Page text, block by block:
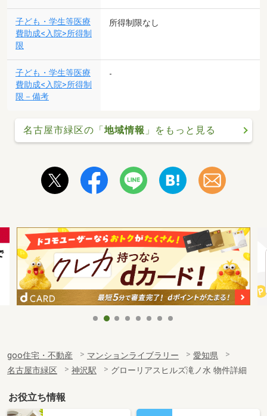
子ども・学生等医療
費助成<入院>所得制
限
所得制限なし
子ども・学生等医療
費助成<入院>所得制
限－備考
-
名古屋市緑区の「 地域情報 」をもっと見る
goo住宅・不動産 マンションライブラリー
愛知県
名古屋市緑区
神沢駅 グローリアスヒルズ滝ノ水 物件詳細
お役立ち情報